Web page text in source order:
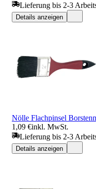
Lieferung bis 2-3
Details anzeigen
Nölle Flachpinsel
1,09 €inkl. MwSt.
Lieferung bis 2-3
Details anzeigen